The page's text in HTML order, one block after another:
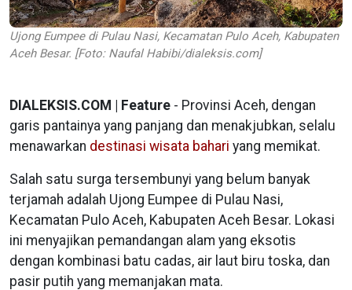
Ujong Eumpee di Pulau Nasi, Kecamatan Pulo Aceh, Kabupaten
Aceh Besar. [Foto: Naufal Habibi/dialeksis.com]
DIALEKSIS.COM | Feature - Provinsi Aceh, dengan
garis pantainya yang panjang dan menakjubkan, selalu
menawarkan destinasi wisata bahari yang memikat.
Salah satu surga tersembunyi yang belum banyak
terjamah adalah Ujong Eumpee di Pulau Nasi,
Kecamatan Pulo Aceh, Kabupaten Aceh Besar. Lokasi
ini menyajikan pemandangan alam yang eksotis
dengan kombinasi batu cadas, air laut biru toska, dan
pasir putih yang memanjakan mata.